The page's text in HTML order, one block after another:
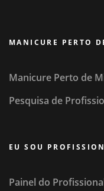
MANICURE PERTO
Manicure Perto de
Pesquisa de
EU SOU
Painel do